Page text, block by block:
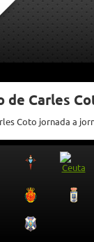
de Carles
Coto jornada a